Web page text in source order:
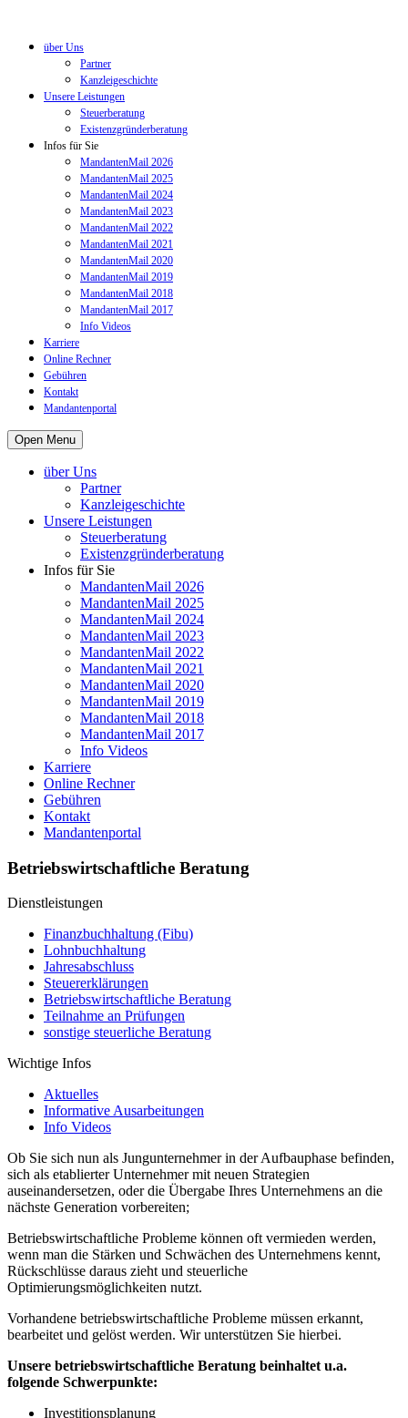
über Uns
Partner
Kanzleigeschichte
Unsere Leistungen
Steuerberatung
Existenzgründerberatung
Infos für Sie
MandantenMail 2026
MandantenMail 2025
MandantenMail 2024
MandantenMail 2023
MandantenMail 2022
MandantenMail 2021
MandantenMail 2020
MandantenMail 2019
MandantenMail 2018
MandantenMail 2017
Info Videos
Karriere
Online Rechner
Gebühren
Kontakt
Mandantenportal
Open Menu
über Uns
Partner
Kanzleigeschichte
Unsere Leistungen
Steuerberatung
Existenzgründerberatung
Infos für Sie
MandantenMail 2026
MandantenMail 2025
MandantenMail 2024
MandantenMail 2023
MandantenMail 2022
MandantenMail 2021
MandantenMail 2020
MandantenMail 2019
MandantenMail 2018
MandantenMail 2017
Info Videos
Karriere
Online Rechner
Gebühren
Kontakt
Mandantenportal
Betriebswirtschaftliche Beratung
Dienstleistungen
Finanzbuchhaltung (Fibu)
Lohnbuchhaltung
Jahresabschluss
Steuererklärungen
Betriebswirtschaftliche Beratung
Teilnahme an Prüfungen
sonstige steuerliche Beratung
Wichtige Infos
Aktuelles
Informative Ausarbeitungen
Info Videos
Ob Sie sich nun als Jungunternehmer in der Aufbauphase befinden,
sich als etablierter Unternehmer mit neuen Strategien
auseinandersetzen, oder die Übergabe Ihres Unternehmens an die
nächste Generation vorbereiten;
Betriebswirtschaftliche Probleme können oft vermieden werden,
wenn man die Stärken und Schwächen des Unternehmens kennt,
Rückschlüsse daraus zieht und steuerliche
Optimierungsmöglichkeiten nutzt.
Vorhandene betriebswirtschaftliche Probleme müssen erkannt,
bearbeitet und gelöst werden. Wir unterstützen Sie hierbei.
Unsere betriebswirtschaftliche Beratung beinhaltet u.a.
folgende Schwerpunkte:
Investitionsplanung